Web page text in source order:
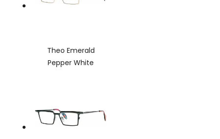
Theo Emerald
Pepper White